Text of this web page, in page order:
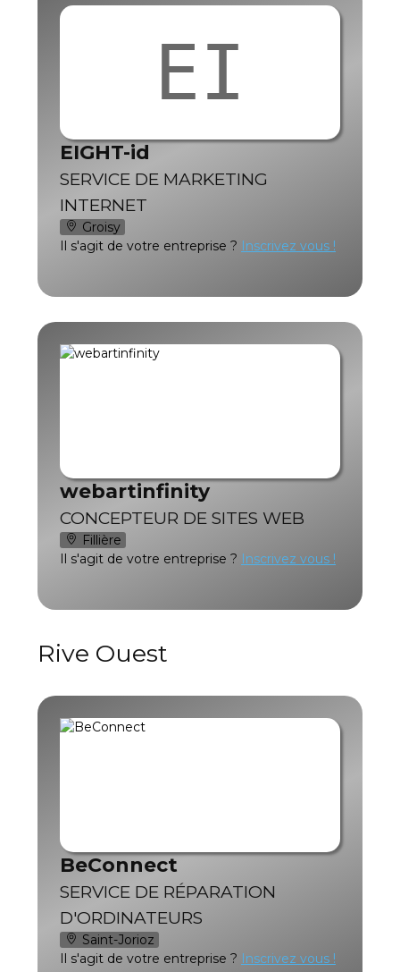
EI
EIGHT-id
SERVICE DE MARKETING
INTERNET
Groisy
Il s'agit de votre entreprise ? Inscrivez vous !
webartinfinity
CONCEPTEUR DE SITES WEB
Fillière
Il s'agit de votre entreprise ? Inscrivez vous !
Rive Ouest
BeConnect
SERVICE DE RÉPARATION
D'ORDINATEURS
Saint-Jorioz
Il s'agit de votre entreprise ? Inscrivez vous !